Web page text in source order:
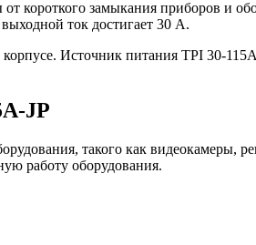
короткого замыкания приборов и
ток достигает 30 А.
Источник питания TPI 30-
JP
такого как видеокамеры,
работу оборудования.